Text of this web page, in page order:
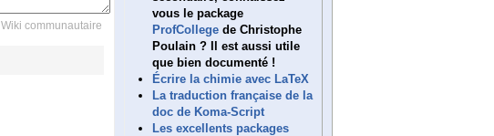
Wiki communautaire
vous le package
ProfCollege de Christophe
Poulain ? Il est aussi utile
que bien documenté !
Écrire la chimie avec LaTeX
La traduction française de la
doc de Koma-Script
Les excellents packages